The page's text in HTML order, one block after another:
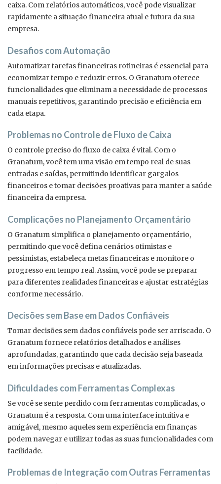
caixa. Com relatórios automáticos, você pode visualizar
rapidamente a situação financeira atual e futura da sua
empresa.
Desafios com Automação
Automatizar tarefas financeiras rotineiras é essencial para
economizar tempo e reduzir erros. O Granatum oferece
funcionalidades que eliminam a necessidade de processos
manuais repetitivos, garantindo precisão e eficiência em
cada etapa.
Problemas no Controle de Fluxo de Caixa
O controle preciso do fluxo de caixa é vital. Com o
Granatum, você tem uma visão em tempo real de suas
entradas e saídas, permitindo identificar gargalos
financeiros e tomar decisões proativas para manter a saúde
financeira da empresa.
Complicações no Planejamento Orçamentário
O Granatum simplifica o planejamento orçamentário,
permitindo que você defina cenários otimistas e
pessimistas, estabeleça metas financeiras e monitore o
progresso em tempo real. Assim, você pode se preparar
para diferentes realidades financeiras e ajustar estratégias
conforme necessário.
Decisões sem Base em Dados Confiáveis
Tomar decisões sem dados confiáveis pode ser arriscado. O
Granatum fornece relatórios detalhados e análises
aprofundadas, garantindo que cada decisão seja baseada
em informações precisas e atualizadas.
Dificuldades com Ferramentas Complexas
Se você se sente perdido com ferramentas complicadas, o
Granatum é a resposta. Com uma interface intuitiva e
amigável, mesmo aqueles sem experiência em finanças
podem navegar e utilizar todas as suas funcionalidades com
facilidade.
Problemas de Integração com Outras Ferramentas